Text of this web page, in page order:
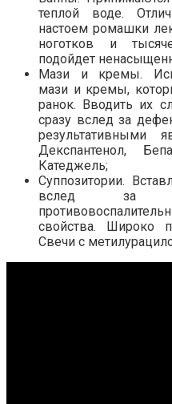
теплой воде.
настоем ромашки
ноготков и
подойдет
Мази и кремы.
мази и кремы,
ранок. Вводить их
сразу вслед за
результативными
Декспантенол,
Катеджель;
Суппозитории.
вслед за
свойства. Широко
Свечи с